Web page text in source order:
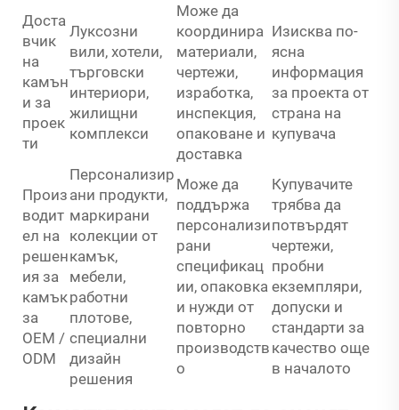
Доста
вчик
на
камън
и за
проек
ти
Луксозни
вили, хотели,
търговски
интериори,
жилищни
комплекси
Може да
координира
материали,
чертежи,
изработка,
инспекция,
опаковане и
доставка
Изисква по-
ясна
информация
за проекта от
страна на
купувача
Произ
водит
ел на
решен
ия за
камък
за
OEM /
ODM
Персонализир
ани продукти,
маркирани
колекции от
камък,
мебели,
работни
плотове,
специални
дизайн
решения
Може да
поддържа
персонализи
рани
спецификац
ии, опаковка
и нужди от
повторно
производств
о
Купувачите
трябва да
потвърдят
чертежи,
пробни
екземпляри,
допуски и
стандарти за
качество още
в началото